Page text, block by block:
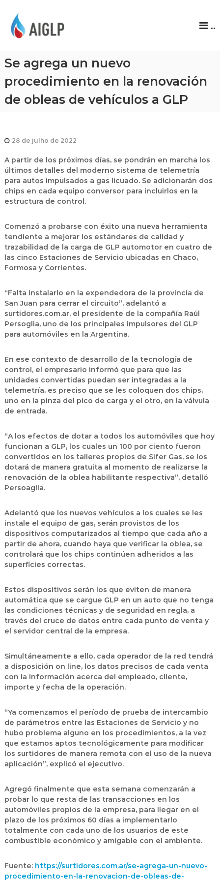
P
..
Se agrega un nuevo
procedimiento en la renovación
de obleas de vehículos a GLP
28 de julho de 2022
A partir de los próximos días, se pondrán en marcha los
últimos detalles del moderno sistema de telemetría
para autos impulsados a gas licuado. Se adicionarán dos
chips en cada equipo conversor para incluirlos en la
estructura de control.
Comenzó a probarse con éxito una nueva herramienta
tendiente a mejorar los estándares de calidad y
trazabilidad de la carga de GLP automotor en cuatro de
las cinco Estaciones de Servicio ubicadas en Chaco,
Formosa y Corrientes.
“Falta instalarlo en la expendedora de la provincia de
San Juan para cerrar el circuito”, adelantó a
surtidores.com.ar, el presidente de la compañía Raúl
Persoglia, uno de los principales impulsores del GLP
para automóviles en la Argentina.
En ese contexto de desarrollo de la tecnología de
control, el empresario informó que para que las
unidades convertidas puedan ser integradas a la
telemetría, es preciso que se les coloquen dos chips,
uno en la pinza del pico de carga y el otro, en la válvula
de entrada.
“A los efectos de dotar a todos los automóviles que hoy
funcionan a GLP, los cuales un 100 por ciento fueron
convertidos en los talleres propios de Sifer Gas, se los
dotará de manera gratuita al momento de realizarse la
renovación de la oblea habilitante respectiva”, detalló
Persoaglia.
Adelantó que los nuevos vehículos a los cuales se les
instale el equipo de gas, serán provistos de los
dispositivos computarizados al tiempo que cada año a
partir de ahora, cuando haya que verificar la oblea, se
controlará que los chips continúen adheridos a las
superficies correctas.
Estos dispositivos serán los que eviten de manera
automática que se cargue GLP en un auto que no tenga
las condiciones técnicas y de seguridad en regla, a
través del cruce de datos entre cada punto de venta y
el servidor central de la empresa.
Simultáneamente a ello, cada operador de la red tendrá
a disposición on line, los datos precisos de cada venta
con la información acerca del empleado, cliente,
importe y fecha de la operación.
“Ya comenzamos el período de prueba de intercambio
de parámetros entre las Estaciones de Servicio y no
hubo problema alguno en los procedimientos, a la vez
que estamos aptos tecnológicamente para modificar
los surtidores de manera remota con el uso de la nueva
aplicación”, explicó el ejecutivo.
Agregó finalmente que esta semana comenzarán a
probar lo que resta de las transacciones en los
automóviles propios de la empresa, para llegar en el
plazo de los próximos 60 días a implementarlo
totalmente con cada uno de los usuarios de este
combustible económico y amigable con el ambiente.
Fuente: https://surtidores.com.ar/se-agrega-un-nuevo-
procedimiento-en-la-renovacion-de-obleas-de-